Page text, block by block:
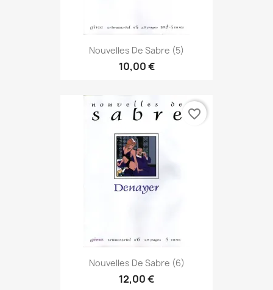
Nouvelles De Sabre (5)
10,00 €
Nouvelles De Sabre (6)
12,00 €
favorite_border